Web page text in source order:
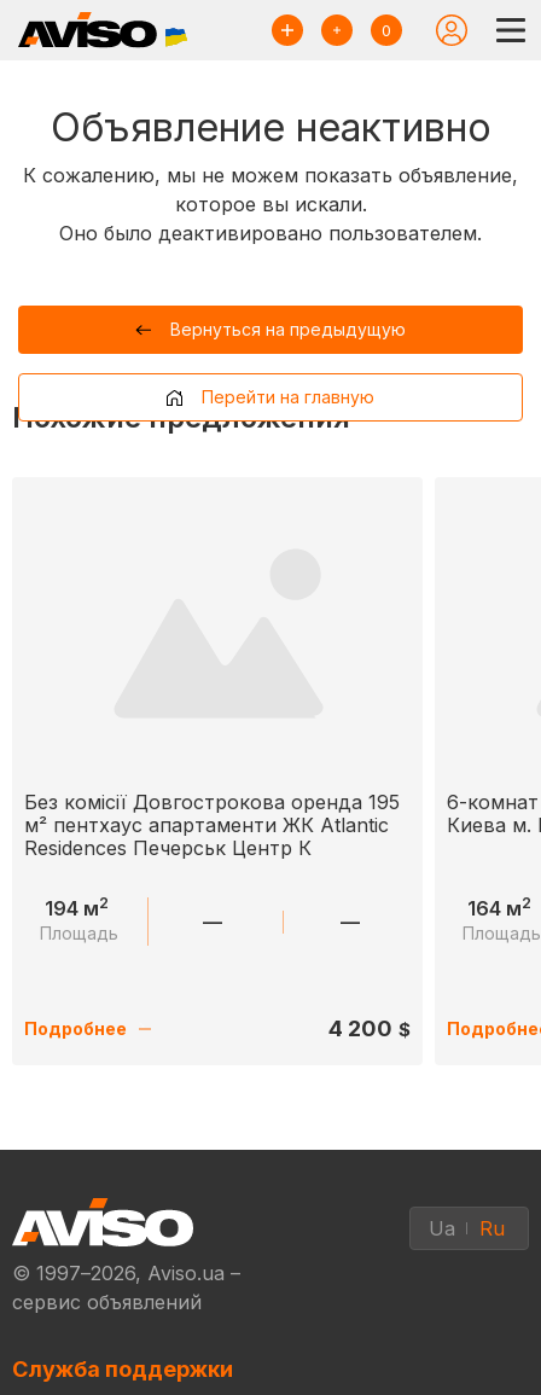
0
Объявление неактивно
К сожалению, мы не можем показать объявление,
которое вы искали.
Оно было деактивировано пользователем.
Вернуться на предыдущую
Перейти на главную
Похожие предложения
Без комісії Довгострокова оренда 195
м² пентхаус апартаменти ЖК Atlantic
Residences Печерськ Центр К
194 м2
Площадь — —
Подробнее 4 200 $
6-
Киева м.
164 м2
Площадь
© 1997–2026, Aviso.ua –
сервис объявлений
Ua Ru
Служба поддержки